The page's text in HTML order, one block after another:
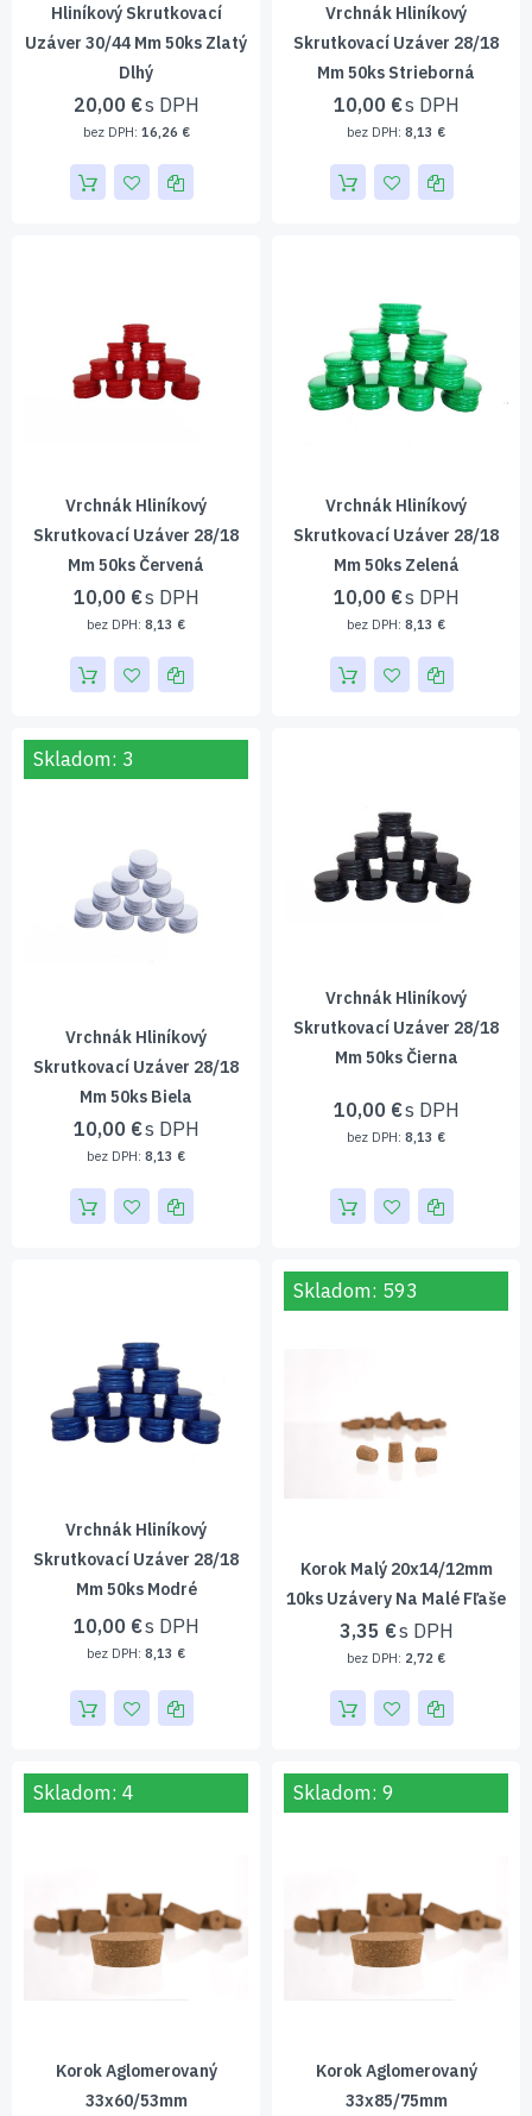
Hliníkový Skrutkovací
Uzáver 30/44 Mm 50ks Zlatý
Dlhý
20,00 €
16,26 €
Vrchnák Hliníkový
Skrutkovací Uzáver 28/18
Mm 50ks Strieborná
10,00 €
8,13 €
Vrchnák Hliníkový
Skrutkovací Uzáver 28/18
Mm 50ks Červená
10,00 €
8,13 €
Vrchnák Hliníkový
Skrutkovací Uzáver 28/18
Mm 50ks Zelená
10,00 €
8,13 €
Skladom: 3
Vrchnák Hliníkový
Skrutkovací Uzáver 28/18
Mm 50ks Biela
10,00 €
8,13 €
Vrchnák Hliníkový
Skrutkovací Uzáver 28/18
Mm 50ks Čierna
10,00 €
8,13 €
Vrchnák Hliníkový
Skrutkovací Uzáver 28/18
Mm 50ks Modré
10,00 €
8,13 €
Skladom: 593
Korok Malý 20x14/12mm
10ks Uzávery Na Malé Fľaše
3,35 €
2,72 €
Skladom: 4
Korok Aglomerovaný
33x60/53mm
Skladom: 9
Korok Aglomerovaný
33x85/75mm